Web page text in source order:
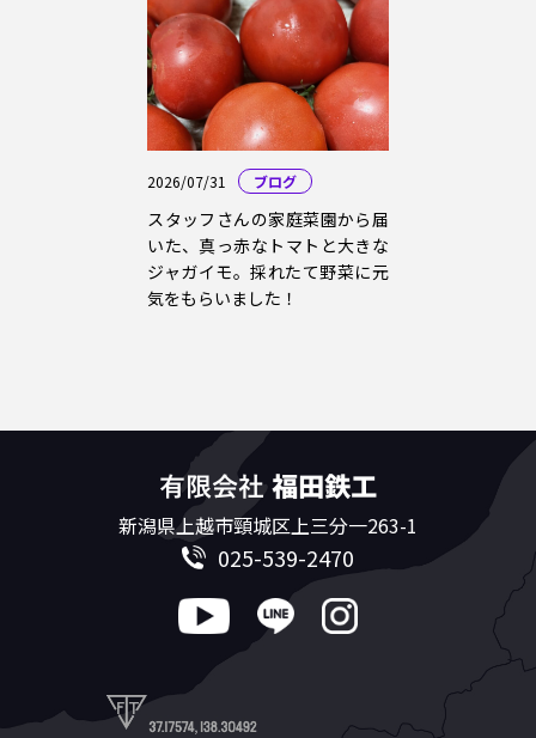
2026/07/31 ブログ
スタッフさんの家庭菜園から届
いた、真っ赤なトマトと大きな
ジャガイモ。採れたて野菜に元
気をもらいました！
新潟県上越市頸城区上三分一263-1
025-539-2470